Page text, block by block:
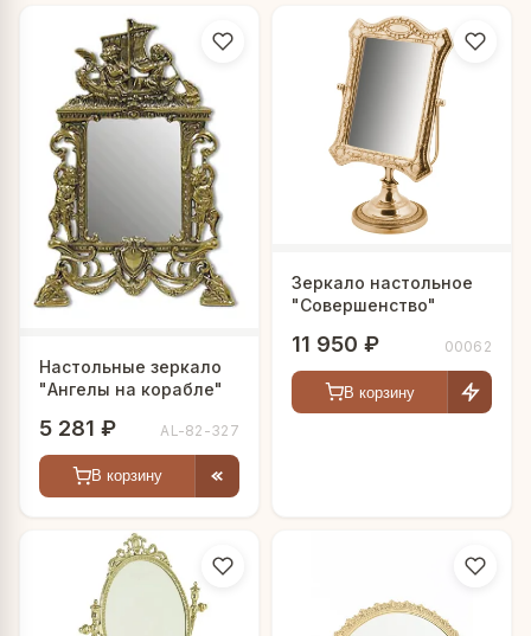
Настольные зеркало
"Ангелы на корабле"
5 281 ₽ AL-82-327
В корзину
Зеркало настольное
"Совершенство"
11 950 ₽ 00062
В корзину